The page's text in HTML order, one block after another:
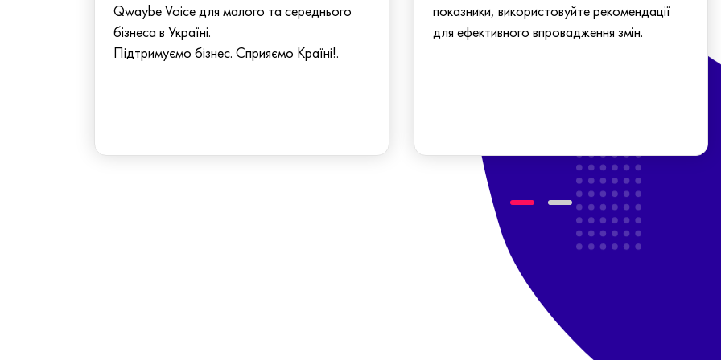
Qwaybe Voice для малого та середнього
бізнеса в Україні.
Підтримуємо бізнес. Сприяємо Країні!.
показники, використовуйте рекомендації
для ефективного впровадження змін.